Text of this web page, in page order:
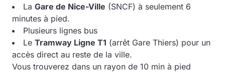
La Gare de Nice-Ville (SNCF) à seulement 6
minutes à pied.
Plusieurs lignes bus
Le Tramway Ligne T1 (arrêt Gare Thiers) pour un
accès direct au reste de la ville.
Vous trouverez dans un rayon de 10 min à pied